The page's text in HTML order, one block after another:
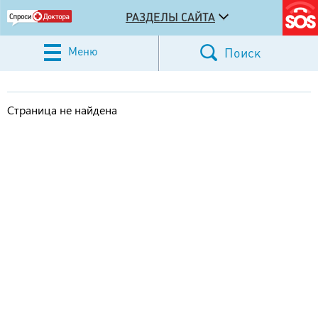
РАЗДЕЛЫ САЙТА
Меню Поиск
Страница не найдена